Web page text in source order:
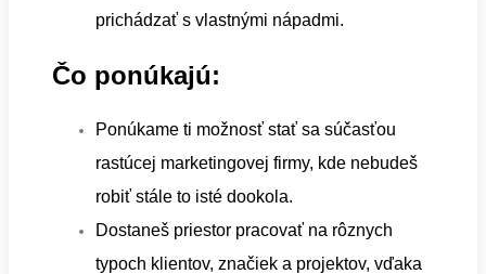
prichádzať s vlastnými nápadmi.
Čo ponúkajú:
Ponúkame ti možnosť stať sa súčasťou
rastúcej marketingovej firmy, kde nebudeš
robiť stále to isté dookola.
Dostaneš priestor pracovať na rôznych
typoch klientov, značiek a projektov, vďaka